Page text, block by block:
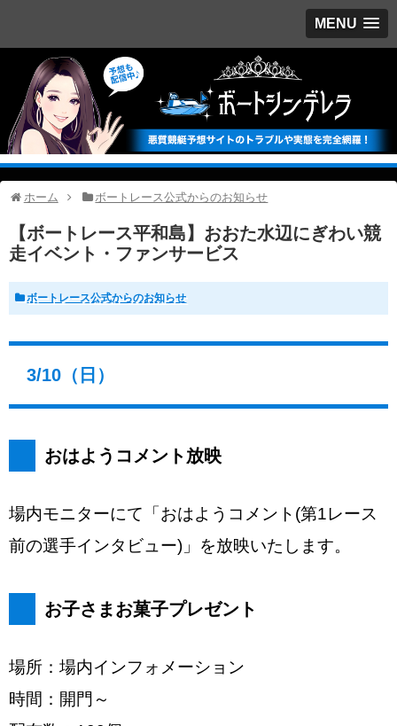
MENU
ホーム ボートレース公式からのお知らせ
【ボートレース平和島】おおた水辺にぎわい競
走イベント・ファンサービス
ボートレース公式からのお知らせ
3/10（日）
おはようコメント放映
場内モニターにて「おはようコメント(第1レース
前の選手インタビュー)」を放映いたします。
お子さまお菓子プレゼント
場所：場内インフォメーション
時間：開門～